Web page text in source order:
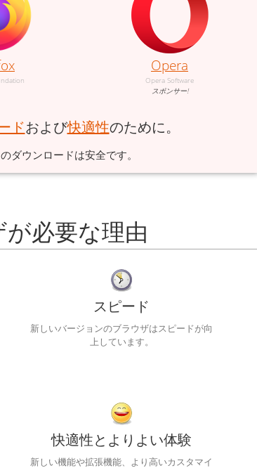
Opera
Opera Software
スポンサー!
ドおよび快適性のために。
ダウンロードは安全です。
必要な理由
スピード
新しいバージョンのブラウザはスピードが向
上しています。
快適性とよりよい体験
新しい機能や拡張機能、より高いカスタマイ